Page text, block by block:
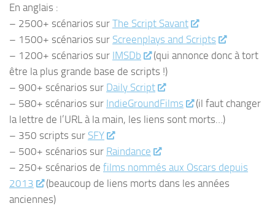
En anglais :
– 2500+ scénarios sur The Script Savant
– 1500+ scénarios sur Screenplays and Scripts
– 1200+ scénarios sur IMSDb
(qui annonce donc à tort
être la plus grande base de scripts !)
– 900+ scénarios sur Daily Script
– 580+ scénarios sur IndieGroundFilms
(il faut changer
la lettre de l’URL à la main, les liens sont morts…)
– 350 scripts sur SFY
– 500+ scénarios sur Raindance
– 250+ scénarios de films nommés aux Oscars depuis
2013
(beaucoup de liens morts dans les années
anciennes)